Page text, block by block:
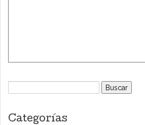
Buscar:
Categorías